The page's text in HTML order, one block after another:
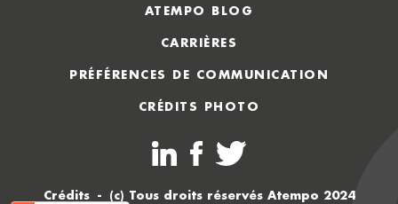
ATEMPO BLOG
CARRIÈRES
PRÉFÉRENCES DE COMMUNICATION
CRÉDITS PHOTO
Crédits (c) Tous droits réservés Atempo 2024